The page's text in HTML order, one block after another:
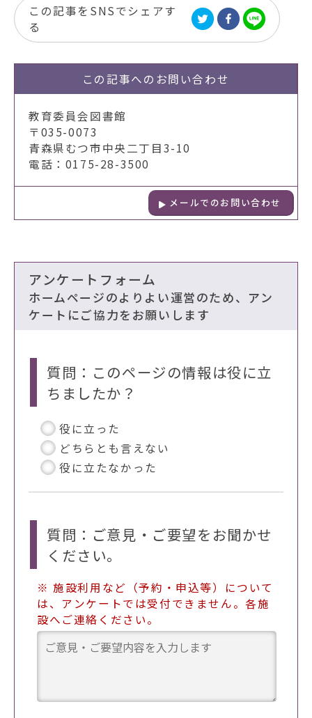
この記事をSNSでシェアす
る
この記事への お問い合わせ
教育委員会図書館
〒035-0073
青森県むつ市中央二丁目3-10
電話：0175-28-3500
メールでのお問い合わせ
アンケートフォーム
ホームページのよりよい運営のため、アン
ケートにご協力をお願いします
質問：このページの情報は役に立
ちましたか？
役に立った
どちらとも言えない
役に立たなかった
質問：ご意見・ご要望をお聞かせ
ください。
※ 施設利用など（予約・申込等）について
は、アンケートでは受付できません。各施
設へご連絡ください。